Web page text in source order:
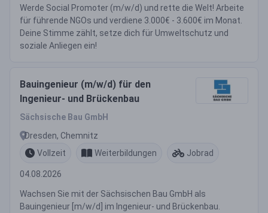
Werde Social Promoter (m/w/d) und rette die Welt! Arbeite
für führende NGOs und verdiene 3.000€ - 3.600€ im Monat.
Deine Stimme zählt, setze dich für Umweltschutz und
soziale Anliegen ein!
Bauingenieur (m/w/d) für den
Ingenieur- und Brückenbau
Sächsische Bau GmbH
Dresden, Chemnitz
Vollzeit
Weiterbildungen Jobrad
04.08.2026
Wachsen Sie mit der Sächsischen Bau GmbH als
Bauingenieur [m/w/d] im Ingenieur- und Brückenbau.